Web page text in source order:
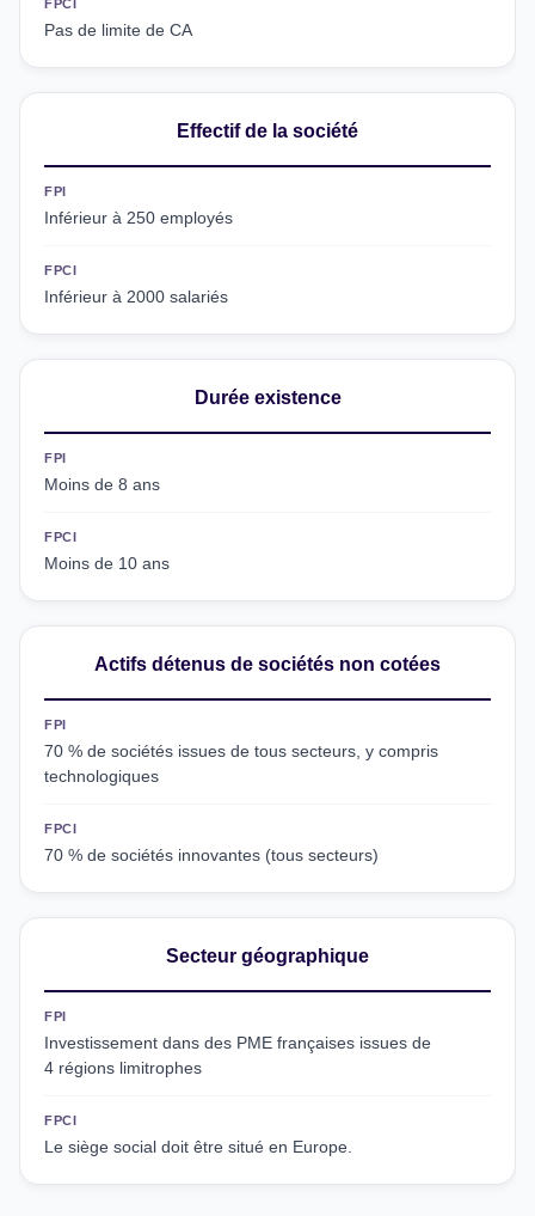
FPCI
Pas de limite de CA
Effectif de la société
FPI
Inférieur à 250 employés
FPCI
Inférieur à 2000 salariés
Durée existence
FPI
Moins de 8 ans
FPCI
Moins de 10 ans
Actifs détenus de sociétés non cotées
FPI
70 % de sociétés issues de tous secteurs, y compris
technologiques
FPCI
70 % de sociétés innovantes (tous secteurs)
Secteur géographique
FPI
Investissement dans des PME françaises issues de
4 régions limitrophes
FPCI
Le siège social doit être situé en Europe.